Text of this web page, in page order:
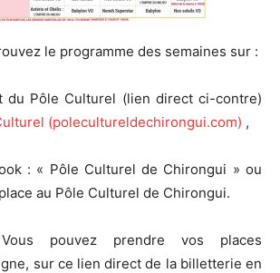
le programme des semaines sur :
du Pôle Culturel (lien direct ci-contre)
(polecultureldechirongui.com) ,
: « Pôle Culturel de Chirongui » ou
au Pôle Culturel de Chirongui.
pouvez prendre vos places
sur ce lien direct de la billetterie en